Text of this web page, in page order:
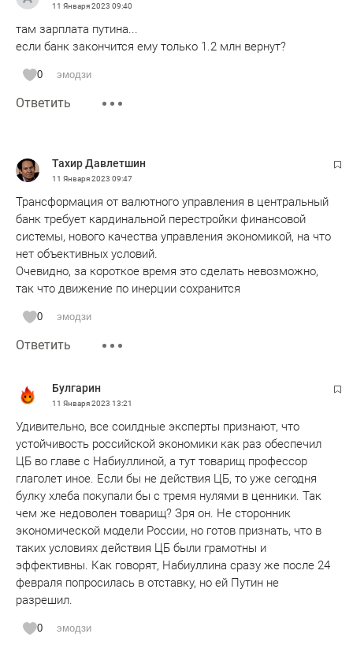
11 Января 2023 09:40
там зарплата путина...
если банк закончится ему только 1.2 млн вернут?
0 эмодзи
Ответить
Тахир Давлетшин
11 Января 2023 09:47
Трансформация от валютного управления в центральный
банк требует кардинальной перестройки финансовой
системы, нового качества управления экономикой, на что
нет объективных условий.
Очевидно, за короткое время это сделать невозможно,
так что движение по инерции сохранится
0 эмодзи
Ответить
Булгарин
11 Января 2023 13:21
Удивительно, все соилдные эксперты признают, что
устойчивость российской экономики как раз обеспечил
ЦБ во главе с Набиуллиной, а тут товарищ профессор
глаголет иное. Если бы не действия ЦБ, то уже сегодня
булку хлеба покупали бы с тремя нулями в ценники. Так
чем же недоволен товарищ? Зря он. Не сторонник
экономической модели России, но готов признать, что в
таких условиях действия ЦБ были грамотны и
эффективны. Как говорят, Набиуллина сразу же после 24
февраля попросилась в отставку, но ей Путин не
разрешил.
0 эмодзи